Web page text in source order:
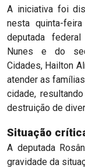
A iniciativa foi
nesta quinta-
deputada
Nunes e do
Cidades, Hailton
atender as
cidade,
destruição de
Situação
A deputada
gravidade da